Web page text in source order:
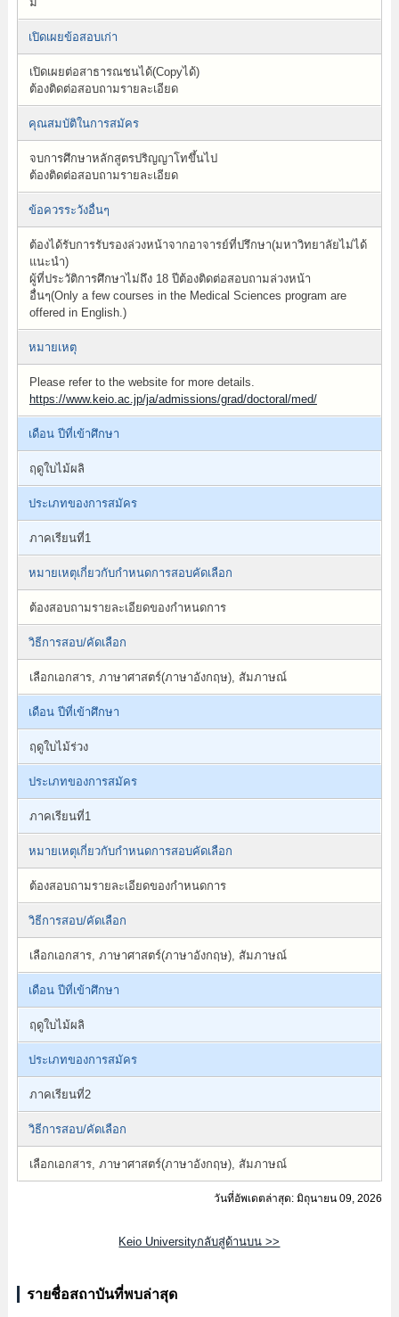
เปิดเผยข้อสอบเก่า
เปิดเผยต่อสาธารณชนได้(Copyได้)
ต้องติดต่อสอบถามรายละเอียด
คุณสมบัติในการสมัคร
จบการศึกษาหลักสูตรปริญญาโทขึ้นไป
ต้องติดต่อสอบถามรายละเอียด
ข้อควรระวังอื่นๆ
ต้องได้รับการรับรองล่วงหน้าจากอาจารย์ที่ปรึกษา(มหาวิทยาลัยไม่ได้
แนะนำ)
ผู้ที่ประวัติการศึกษาไม่ถึง 18 ปีต้องติดต่อสอบถามล่วงหน้า
อื่นๆ(Only a few courses in the Medical Sciences program are
offered in English.)
หมายเหตุ
Please refer to the website for more details.
https://www.keio.ac.jp/ja/admissions/grad/doctoral/med/
เดือน ปีที่เข้าศึกษา
ฤดูใบไม้ผลิ
ประเภทของการสมัคร
ภาคเรียนที่1
หมายเหตุเกี่ยวกับกำหนดการสอบคัดเลือก
ต้องสอบถามรายละเอียดของกำหนดการ
วิธีการสอบ/คัดเลือก
เลือกเอกสาร, ภาษาศาสตร์(ภาษาอังกฤษ), สัมภาษณ์
เดือน ปีที่เข้าศึกษา
ฤดูใบไม้ร่วง
ประเภทของการสมัคร
ภาคเรียนที่1
หมายเหตุเกี่ยวกับกำหนดการสอบคัดเลือก
ต้องสอบถามรายละเอียดของกำหนดการ
วิธีการสอบ/คัดเลือก
เลือกเอกสาร, ภาษาศาสตร์(ภาษาอังกฤษ), สัมภาษณ์
เดือน ปีที่เข้าศึกษา
ฤดูใบไม้ผลิ
ประเภทของการสมัคร
ภาคเรียนที่2
วิธีการสอบ/คัดเลือก
เลือกเอกสาร, ภาษาศาสตร์(ภาษาอังกฤษ), สัมภาษณ์
วันที่อัพเดตล่าสุด: มิถุนายน 09, 2026
Keio Universityกลับสู่ด้านบน >>
รายชื่อสถาบันที่พบล่าสุด